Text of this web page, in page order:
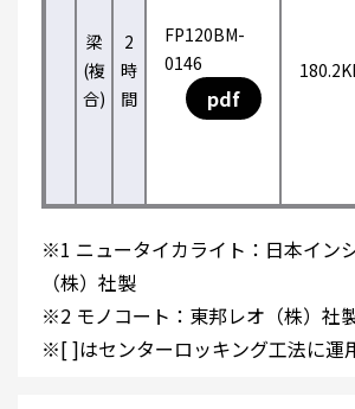
梁
(複
合)
2
時
間
FP120BM-
0146
pdf
※1 ニュータイカライト：日本イン
（株）社製
※2 モノコート：東邦レオ（株）社
※[ ]はセンターロッキング工法に運